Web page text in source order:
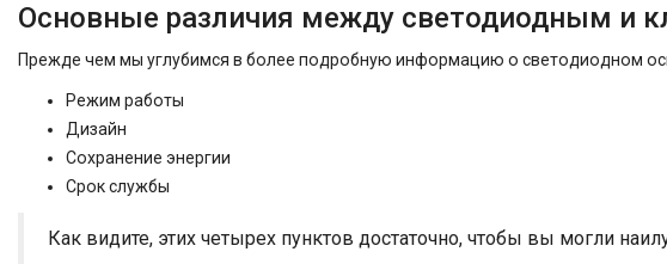
Основные различия между светодиодным и
Прежде чем мы углубимся в более подробную информацию о светодиодном
Режим работы
Дизайн
Сохранение энергии
Срок службы
Как видите, этих четырех пунктов достаточно, чтобы вы могли